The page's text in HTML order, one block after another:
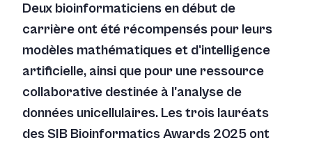
Deux bioinformaticiens en début de
carrière ont été récompensés pour leurs
modèles mathématiques et d'intelligence
artificielle, ainsi que pour une ressource
collaborative destinée à l'analyse de
données unicellulaires. Les trois lauréats
des SIB Bioinformatics Awards 2025 ont